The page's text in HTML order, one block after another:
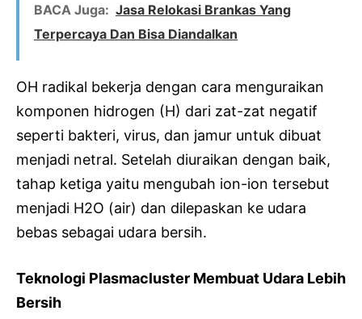
BACA Juga: Jasa Relokasi Brankas Yang
Terpercaya Dan Bisa Diandalkan
OH radikal bekerja dengan cara menguraikan
komponen hidrogen (H) dari zat-zat negatif
seperti bakteri, virus, dan jamur untuk dibuat
menjadi netral. Setelah diuraikan dengan baik,
tahap ketiga yaitu mengubah ion-ion tersebut
menjadi H2O (air) dan dilepaskan ke udara
bebas sebagai udara bersih.
Teknologi Plasmacluster Membuat Udara Lebih
Bersih